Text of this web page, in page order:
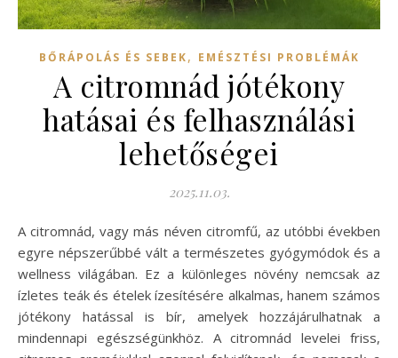
BŐRÁPOLÁS ÉS SEBEK, EMÉSZTÉSI PROBLÉMÁK
A citromnád jótékony
hatásai és felhasználási
lehetőségei
2025.11.03.
A citromnád, vagy más néven citromfű, az utóbbi években
egyre népszerűbbé vált a természetes gyógymódok és a
wellness világában. Ez a különleges növény nemcsak az
ízletes teák és ételek ízesítésére alkalmas, hanem számos
jótékony hatással is bír, amelyek hozzájárulhatnak a
mindennapi egészségünkhöz. A citromnád levelei friss,